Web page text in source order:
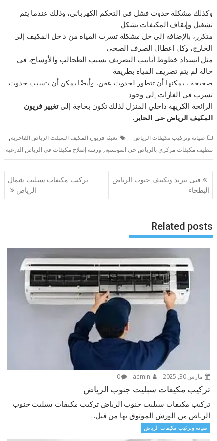
وكذلك مشكلة حدوث فشل في التحكم الكهربائي، وذلك عندما يتم
تشغيل وإيقاف المكيفات بشكل
متكرر، بالإضافة إلى حل مشكلة تسرب المياه من داخل المكيف إلى
الخارج، وكل اعطال الصرف الصحي
مثل انسداد خطوط أنابيب التصريف بسبب الطحالب والأوساخ، في
حالة لم يتم تصريف المياه بطريقة
صحيحة ، يمكنها أن تتطور لحدوث عفن، وأيضًا يمكن أن يتسبب حدوث
تسرب في الغازات إلي وجود
الرائحة الكريهة داخلي المنزل لذلك تكون بحاجة إلىتغيير فريون
المكيف الرياض حى الحاير.
صيانة وتركيب مكيفات الرياض تعبئة فريون المكيف السبلت الرياض الفاخرية,
تنظيف مكيفات مركزى بالرياض حى المونسية, ورشة إصلاح مكيفات في الرياض الدرعية
تصفّح
المقالات
فنى تبريد وتكييف جنوب الرياض
البطحاء
تركيب مكيفات سبليت شمال
الرياض
Related posts
مارس 30, 2025 0
تركيب مكيفات سبليت جنوب الرياض
تركيب مكيفات سبليت جنوب الرياض تركيب مكيفات سبليت جنوب
الرياض من الورش الموثوق بها من قبل...
صيانة وتركيب مكيفات الرياض